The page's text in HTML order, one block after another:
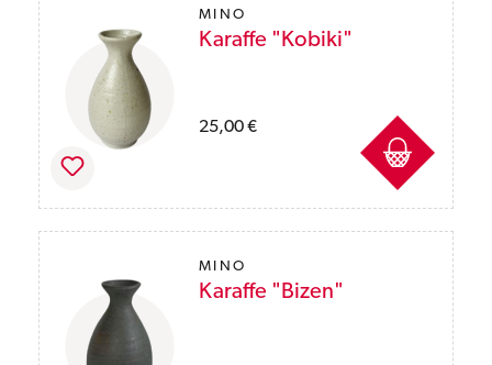
MINO
Karaffe "Kobiki"
25,00 €
Preise inkl. MwSt. des Lieferlandes zzgl.
MINO
Karaffe "Bizen"